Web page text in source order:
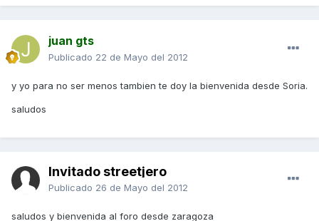
juan gts
Publicado 22 de Mayo del 2012
y yo para no ser menos tambien te doy la bienvenida desde Soria.
saludos
Invitado streetjero
Publicado 26 de Mayo del 2012
saludos y bienvenida al foro desde zaragoza